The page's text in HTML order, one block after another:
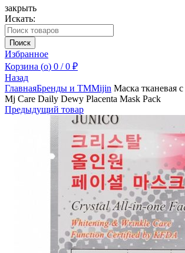
Зарегистрироваться
закрыть
Искать:
Поиск
Избранное
Корзина (o) 0 / 0 ₽
Назад
ГлавнаяБренды и ТМMijin Маска тканевая
Mj Care Daily Dewy Placenta Mask Pack
Предыдущий товар